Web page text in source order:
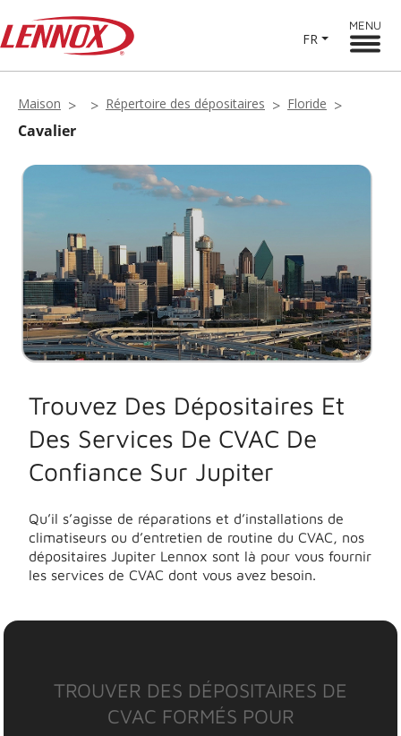
FR
MENU
Maison Répertoire des dépositaires Floride
Cavalier
Trouvez Des Dépositaires Et
Des Services De CVAC De
Confiance Sur Jupiter
Qu’il s’agisse de réparations et d’installations de
climatiseurs ou d’entretien de routine du CVAC, nos
dépositaires Jupiter Lennox sont là pour vous fournir
les services de CVAC dont vous avez besoin.
TROUVER DES DÉPOSITAIRES DE
CVAC FORMÉS POUR